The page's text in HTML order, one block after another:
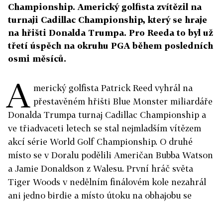
Championship. Americký golfista zvítězil na
turnaji Cadillac Championship, který se hraje
na hřišti Donalda Trumpa. Pro Reeda to byl už
třetí úspěch na okruhu PGA během posledních
osmi měsíců.
A merický golfista Patrick Reed vyhrál na
přestavěném hřišti Blue Monster miliardáře
Donalda Trumpa turnaj Cadillac Championship a
ve třiadvaceti letech se stal nejmladším vítězem
akcí série World Golf Championship. O druhé
místo se v Doralu podělili Američan Bubba Watson
a Jamie Donaldson z Walesu. První hráč světa
Tiger Woods v nedělním finálovém kole nezahrál
ani jedno birdie a místo útoku na obhajobu se